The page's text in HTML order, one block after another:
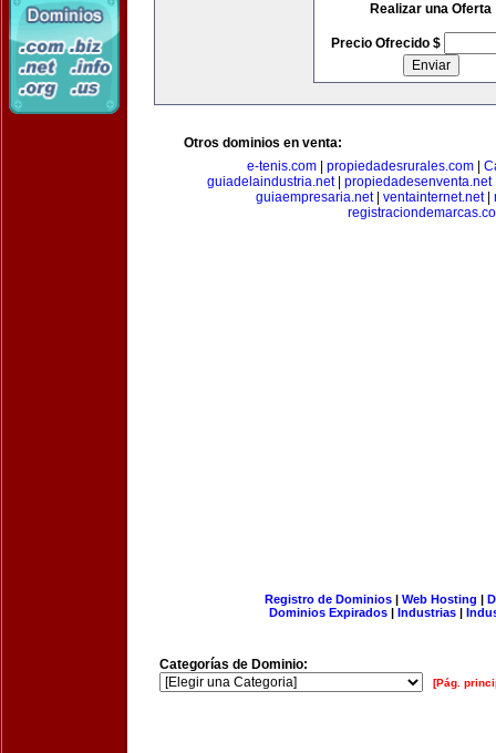
Realizar una Oferta
Precio Ofrecido $
Otros dominios en venta:
e-tenis.com
propiedadesrurales.com
guiadelaindustria.net propiedadesenventa.net
guiaempresaria.net| ventainternet.net|
Registro de Dominios| Web Hosting |
Dominios Expirados | Industrias |
Categorías de Dominio:
[Pág.